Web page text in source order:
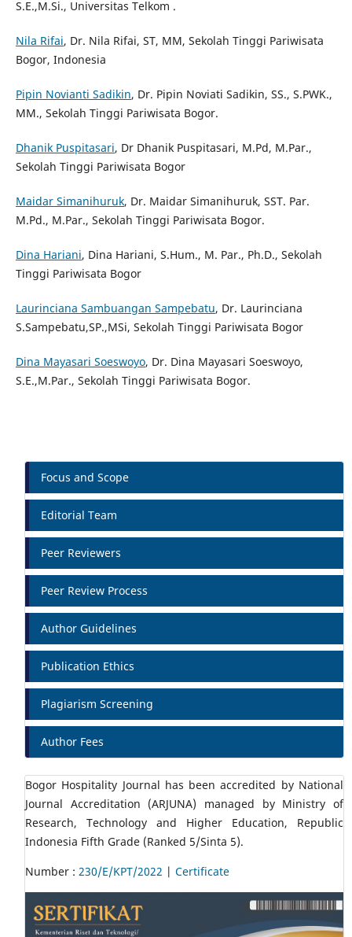
S.E.,M.Si., Universitas Telkom .
Nila Rifai, Dr. Nila Rifai, ST, MM, Sekolah Tinggi Pariwisata
Bogor, Indonesia
Pipin Novianti Sadikin, Dr. Pipin Noviati Sadikin, SS., S.PWK.,
MM., Sekolah Tinggi Pariwisata Bogor.
Dhanik Puspitasari, Dr Dhanik Puspitasari, M.Pd, M.Par.,
Sekolah Tinggi Pariwisata Bogor
Maidar Simanihuruk, Dr. Maidar Simanihuruk, SST. Par.
M.Pd., M.Par., Sekolah Tinggi Pariwisata Bogor.
Dina Hariani, Dina Hariani, S.Hum., M. Par., Ph.D., Sekolah
Tinggi Pariwisata Bogor
Laurinciana Sambuangan Sampebatu, Dr. Laurinciana
S.Sampebatu,SP.,MSi, Sekolah Tinggi Pariwisata Bogor
Dina Mayasari Soeswoyo, Dr. Dina Mayasari Soeswoyo,
S.E.,M.Par., Sekolah Tinggi Pariwisata Bogor.
Focus and Scope
Editorial Team
Peer Reviewers
Peer Review Process
Author Guidelines
Publication Ethics
Plagiarism Screening
Author Fees
Bogor Hospitality Journal has been accredited by National
Journal Accreditation (ARJUNA) managed by Ministry of
Research, Technology and Higher Education, Republic
Indonesia Fifth Grade (Ranked 5/Sinta 5).
Number : 230/E/KPT/2022 | Certificate